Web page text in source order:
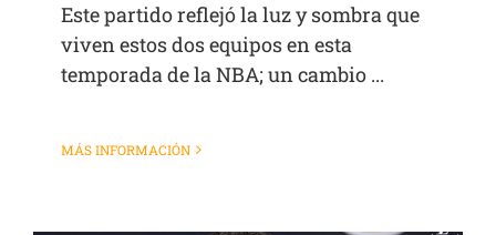
Este partido reflejó la luz y sombra que
viven estos dos equipos en esta
temporada de la NBA; un cambio ...
MÁS INFORMACIÓN